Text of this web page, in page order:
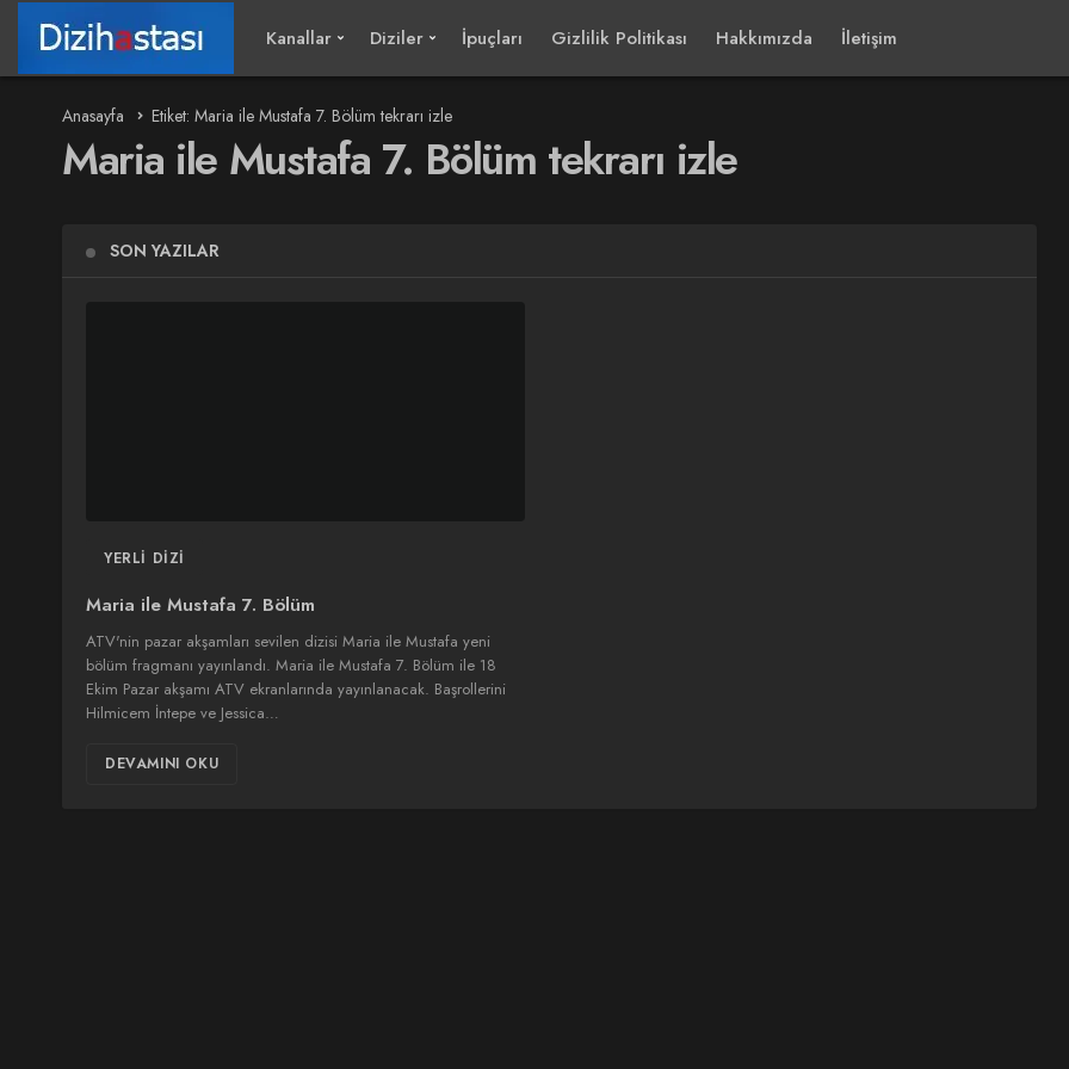
Kanallar Diziler İpuçları Gizlilik Politikası Hakkımızda İletişim
Anasayfa Etiket: Maria ile Mustafa 7. Bölüm tekrarı izle
Maria ile Mustafa 7. Bölüm tekrarı izle
SON YAZILAR
YERLI DIZI
Maria ile Mustafa 7. Bölüm
ATV'nin pazar akşamları sevilen dizisi Maria ile Mustafa yeni
bölüm fragmanı yayınlandı. Maria ile Mustafa 7. Bölüm ile 18
Ekim Pazar akşamı ATV ekranlarında yayınlanacak. Başrollerini
Hilmicem İntepe ve Jessica…
DEVAMINI OKU